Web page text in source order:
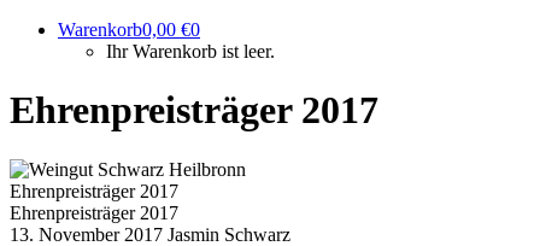
Warenkorb0,00 €0
Ihr Warenkorb ist leer.
Ehrenpreisträger 2017
Ehrenpreisträger 2017
Ehrenpreisträger 2017
13. November 2017 Jasmin Schwarz